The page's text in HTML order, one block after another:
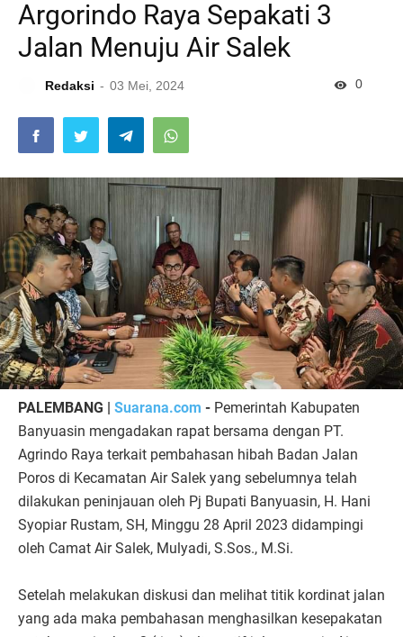
Argorindo Raya Sepakati 3
Jalan Menuju Air Salek
Redaksi 03 Mei, 2024 0
PALEMBANG | Suarana.com - Pemerintah Kabupaten
Banyuasin mengadakan rapat bersama dengan PT.
Agrindo Raya terkait pembahasan hibah Badan Jalan
Poros di Kecamatan Air Salek yang sebelumnya telah
dilakukan peninjauan oleh Pj Bupati Banyuasin, H. Hani
Syopiar Rustam, SH, Minggu 28 April 2023 didampingi
oleh Camat Air Salek, Mulyadi, S.Sos., M.Si.
Setelah melakukan diskusi dan melihat titik kordinat jalan
yang ada maka pembahasan menghasilkan kesepakatan